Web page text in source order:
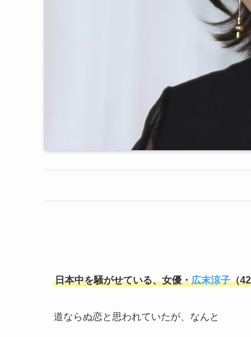
日本中を騒がせている、女優・広末涼子（
道ならぬ恋と思われていたが、なんと